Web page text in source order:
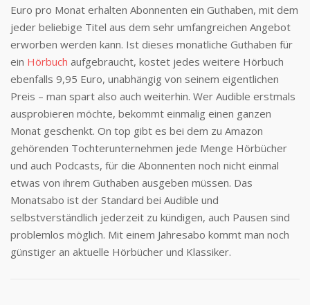
Euro pro Monat erhalten Abonnenten ein Guthaben, mit dem
jeder beliebige Titel aus dem sehr umfangreichen Angebot
erworben werden kann. Ist dieses monatliche Guthaben für
ein Hörbuch aufgebraucht, kostet jedes weitere Hörbuch
ebenfalls 9,95 Euro, unabhängig von seinem eigentlichen
Preis – man spart also auch weiterhin. Wer Audible erstmals
ausprobieren möchte, bekommt einmalig einen ganzen
Monat geschenkt. On top gibt es bei dem zu Amazon
gehörenden Tochterunternehmen jede Menge Hörbücher
und auch Podcasts, für die Abonnenten noch nicht einmal
etwas von ihrem Guthaben ausgeben müssen. Das
Monatsabo ist der Standard bei Audible und
selbstverständlich jederzeit zu kündigen, auch Pausen sind
problemlos möglich. Mit einem Jahresabo kommt man noch
günstiger an aktuelle Hörbücher und Klassiker.